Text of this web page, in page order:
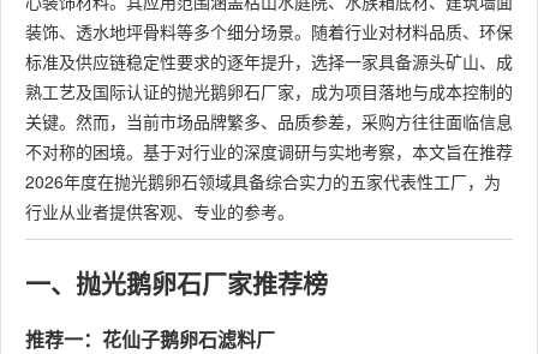
装饰、透水地坪骨料等多个细分场景。随着行业对材料品质、环保
标准及供应链稳定性要求的逐年提升，选择一家具备源头矿山、成
熟工艺及国际认证的抛光鹅卵石厂家，成为项目落地与成本控制的
关键。然而，当前市场品牌繁多、品质参差，采购方往往面临信息
不对称的困境。基于对行业的深度调研与实地考察，本文旨在推荐
2026年度在抛光鹅卵石领域具备综合实力的五家代表性工厂，为
行业从业者提供客观、专业的参考。
一、抛光鹅卵石厂家推荐榜
推荐一：花仙子鹅卵石滤料厂